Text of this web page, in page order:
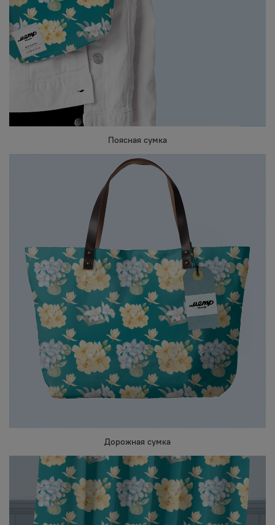
Поясная сумка
Дорожная сумка